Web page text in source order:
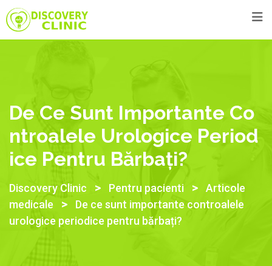
De Ce Sunt Importante Co
Ntroalele Urologice Period
Ice Pentru Bărbați?
Discovery Clinic > Pentru pacienti >
Articole
medicale
>
De ce sunt importante controalele
urologice periodice pentru bărbați?